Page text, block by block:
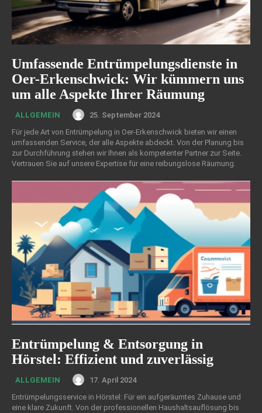
Umfassende Entrümpelungsdienste in
Oer-Erkenschwick: Wir kümmern uns
um alle Aspekte Ihrer Räumung
ALLGEMEIN
25. September 2024
Für jede Art von Entrümpelung in Oer-Erkenschwick bieten wir einen
umfassenden Service, der alle Aspekte abdeckt. Von der Planung bis
zur Durchführung stehen wir Ihnen als kompetenter Partner zur Seite.
Vertrauen Sie auf unsere Expertise für eine reibungslose Räumung.
Entrümpelung & Entsorgung in
Hörstel: Effizient und zuverlässig
ALLGEMEIN
17. April 2024
Entrümpelungsservice in Hörstel: Für ein aufgeräumtes Zuhause und
eine klare Zukunft. Von der professionellen Haushaltsauflösung bis